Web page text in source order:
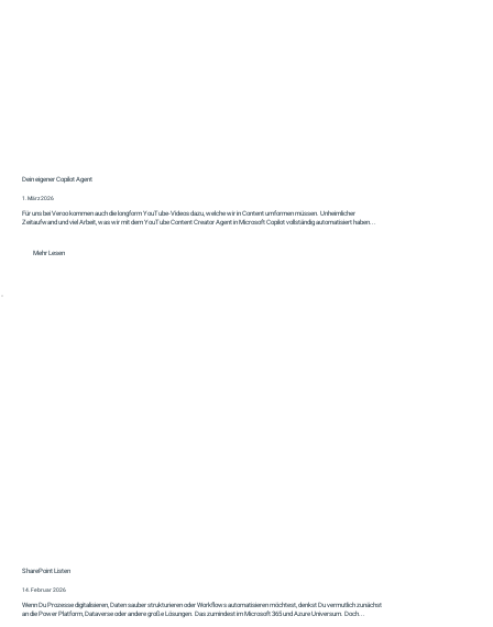
Dein eigener Copilot Agent
1. März 2026
Für uns bei Veroo kommen auch die longform YouTube-Videos dazu, welche wir in Content umformen müssen. Unheimlicher
Zeitaufwand und viel Arbeit, was wir mit dem YouTube Content Creator Agent in Microsoft Copilot vollständig automatisiert haben...
Mehr Lesen
SharePoint Listen
14. Februar 2026
Wenn Du Prozesse digitalisieren, Daten sauber strukturieren oder Workflows automatisieren möchtest, denkst Du vermutlich zunächst
an die Power Platform, Dataverse oder andere große Lösungen. Das zumindest im Microsoft 365 und Azure Universum. Doch...